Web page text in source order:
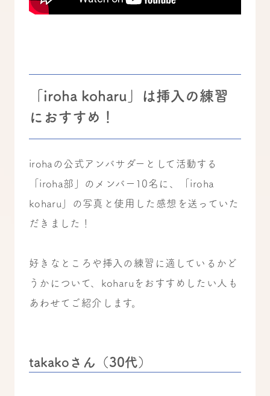
「iroha koharu」は挿入の練習
におすすめ！
irohaの公式アンバサダーとして活動する
「iroha部」のメンバー10名に、「iroha
koharu」の写真と使用した感想を送っていた
だきました！
好きなところや挿入の練習に適しているかど
うかについて、koharuをおすすめしたい人も
あわせてご紹介します。
takakoさん（30代）